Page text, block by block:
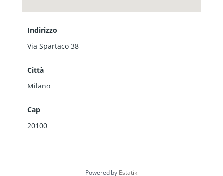
Indirizzo
Via Spartaco 38
Città
Milano
Cap
20100
Powered by Estatik